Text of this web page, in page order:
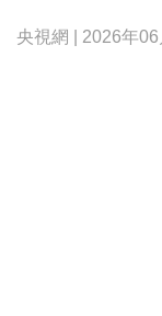
央視網 | 2026年